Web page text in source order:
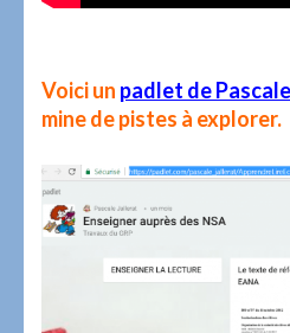
Voici un padlet de
mine de pistes à explorer.